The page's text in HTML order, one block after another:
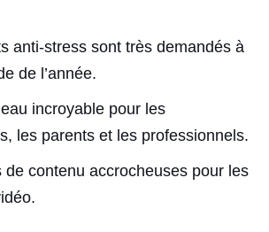
anti-stress sont très demandés à
de l’année.
incroyable pour les
les parents et les professionnels.
de contenu accrocheuses pour les